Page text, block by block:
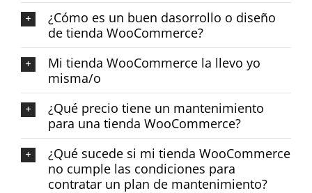
¿Cómo es un buen dasorrollo o diseño
de tienda WooCommerce?
Mi tienda WooCommerce la llevo yo
misma/o
¿Qué precio tiene un mantenimiento
para una tienda WooCommerce?
¿Qué sucede si mi tienda WooCommerce
no cumple las condiciones para
contratar un plan de mantenimiento?